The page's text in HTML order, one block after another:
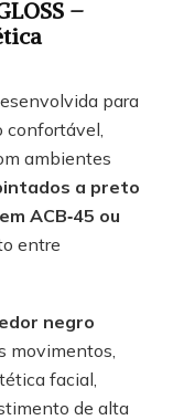
–
para
confortável,
ambientes
a preto
ACB‑45 ou
entre
negro
movimentos,
facial,
de alta